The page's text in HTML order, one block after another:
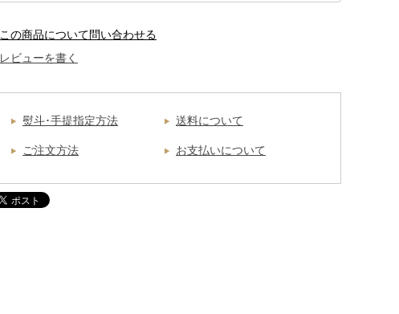
熨斗･手提指定方法 送料について
ご注文方法 お支払いについて
この商品について問い合わせる
レビューを書く